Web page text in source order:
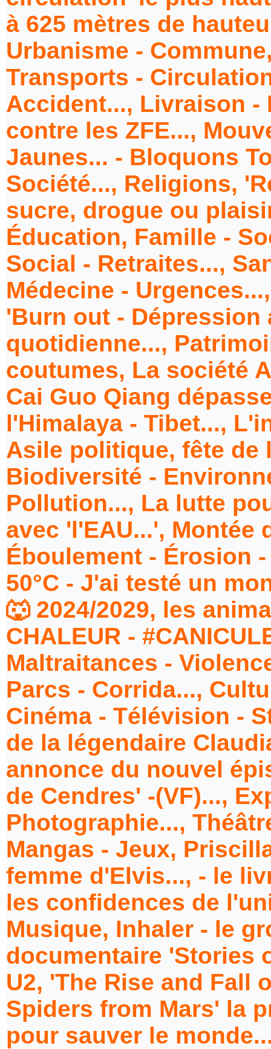
à 625 mètres de
Urbanisme -
Transports -
Accident..., Livraison -
contre les ZFE...,
Jaunes... - Bloquons
Société..., Religions,
sucre, drogue ou
Éducation, Famille -
Social - Retraites...,
Médecine -
'Burn out - Dépression
quotidienne...,
coutumes, La société
Cai Guo Qiang
l'Himalaya - Tibet...,
Asile politique, fête de
Biodiversité -
Pollution..., La lutte
avec 'l'EAU...', Montée
Éboulement - Érosion
50°C - J'ai testé un
🐺 2024/2029, les
CHALEUR -
Maltraitances -
Parcs - Corrida...,
Cinéma - Télévision -
de la légendaire
annonce du nouvel
de Cendres' -(VF)...,
Photographie...,
Mangas - Jeux,
femme d'Elvis..., - le
les confidences de
Musique, Inhaler - le
documentaire 'Stories
U2, 'The Rise and Fall
Spiders from Mars' la
pour sauver le